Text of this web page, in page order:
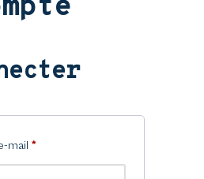
mail *